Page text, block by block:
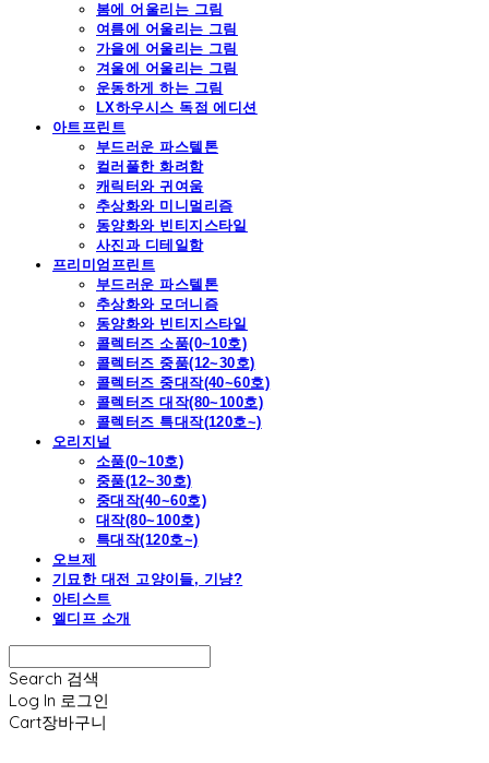
봄에 어울리는 그림
여름에 어울리는 그림
가을에 어울리는 그림
겨울에 어울리는 그림
운동하게 하는 그림
LX하우시스 독점 에디션
아트프린트
부드러운 파스텔톤
컬러풀한 화려함
캐릭터와 귀여움
추상화와 미니멀리즘
동양화와 빈티지스타일
사진과 디테일함
프리미엄프린트
부드러운 파스텔톤
추상화와 모더니즘
동양화와 빈티지스타일
콜렉터즈 소품(0~10호)
콜렉터즈 중품(12~30호)
콜렉터즈 중대작(40~60호)
콜렉터즈 대작(80~100호)
콜렉터즈 특대작(120호~)
오리지널
소품(0~10호)
중품(12~30호)
중대작(40~60호)
대작(80~100호)
특대작(120호~)
오브제
기묘한 대전 고양이들, 기냥?
아티스트
엘디프 소개
Search 검색
Log In 로그인
Cart장바구니